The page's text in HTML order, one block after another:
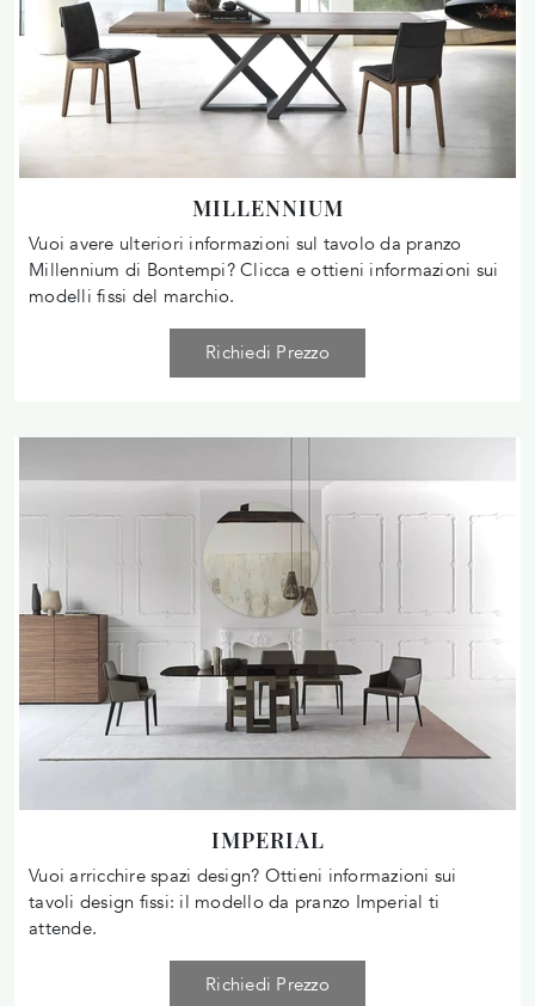
MILLENNIUM
Vuoi avere ulteriori informazioni sul tavolo da pranzo
Millennium di Bontempi? Clicca e ottieni informazioni sui
modelli fissi del marchio.
Richiedi Prezzo
IMPERIAL
Vuoi arricchire spazi design? Ottieni informazioni sui
tavoli design fissi: il modello da pranzo Imperial ti
attende.
Richiedi Prezzo